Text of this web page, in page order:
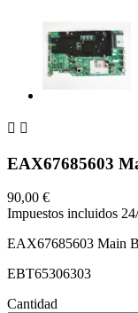
 
EAX67685603
90,00 €
Impuestos incluidos
EAX67685603 Main
EBT65306303
Cantidad